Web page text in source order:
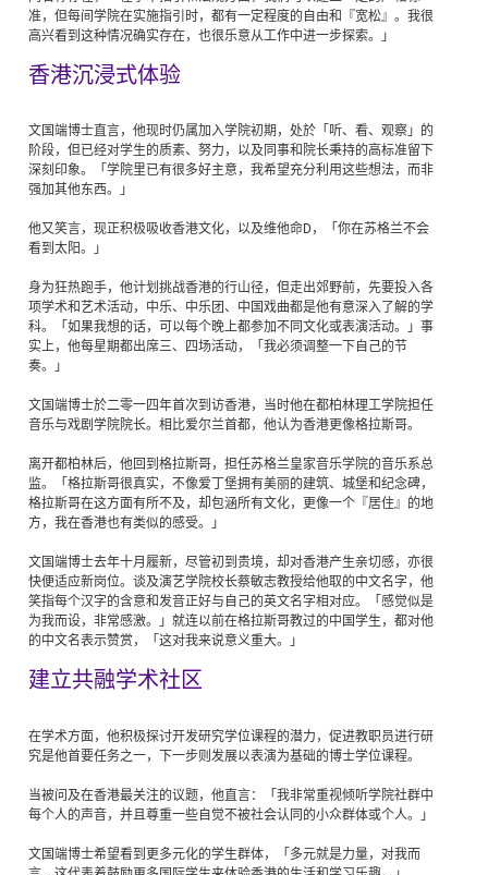
准，但每间学院在实施指引时，都有一定程度的自由和『宽松』。我很
高兴看到这种情况确实存在，也很乐意从工作中进一步探索。」
香港沉浸式体验
文国端博士直言，他现时仍属加入学院初期，处於「听、看、观察」的
阶段，但已经对学生的质素、努力，以及同事和院长秉持的高标准留下
深刻印象。「学院里已有很多好主意，我希望充分利用这些想法，而非
强加其他东西。」
他又笑言，现正积极吸收香港文化，以及维他命D，「你在苏格兰不会
看到太阳。」
身为狂热跑手，他计划挑战香港的行山径，但走出郊野前，先要投入各
项学术和艺术活动，中乐、中乐团、中国戏曲都是他有意深入了解的学
科。「如果我想的话，可以每个晚上都参加不同文化或表演活动。」事
实上，他每星期都出席三、四场活动，「我必须调整一下自己的节
奏。」
文国端博士於二零一四年首次到访香港，当时他在都柏林理工学院担任
音乐与戏剧学院院长。相比爱尔兰首都，他认为香港更像格拉斯哥。
离开都柏林后，他回到格拉斯哥，担任苏格兰皇家音乐学院的音乐系总
监。「格拉斯哥很真实，不像爱丁堡拥有美丽的建筑、城堡和纪念碑，
格拉斯哥在这方面有所不及，却包涵所有文化，更像一个『居住』的地
方，我在香港也有类似的感受。」
文国端博士去年十月履新，尽管初到贵境，却对香港产生亲切感，亦很
快便适应新岗位。谈及演艺学院校长蔡敏志教授给他取的中文名字，他
笑指每个汉字的含意和发音正好与自己的英文名字相对应。「感觉似是
为我而设，非常感激。」就连以前在格拉斯哥教过的中国学生，都对他
的中文名表示赞赏，「这对我来说意义重大。」
建立共融学术社区
在学术方面，他积极探讨开发研究学位课程的潜力，促进教职员进行研
究是他首要任务之一，下一步则发展以表演为基础的博士学位课程。
当被问及在香港最关注的议题，他直言：「我非常重视倾听学院社群中
每个人的声音，并且尊重一些自觉不被社会认同的小众群体或个人。」
文国端博士希望看到更多元化的学生群体，「多元就是力量，对我而